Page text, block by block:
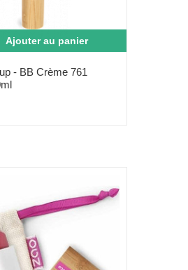
Ajouter au panier
- BB Crème 761